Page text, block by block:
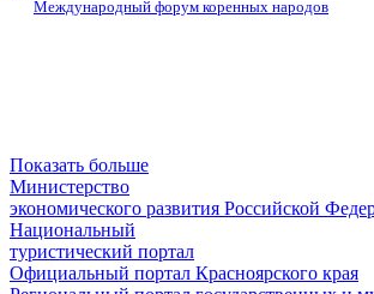
Международный форум коренных народов
Показать больше
Министерство
экономического развития Российской
Национальный
туристический портал
Официальный портал Красноярского края